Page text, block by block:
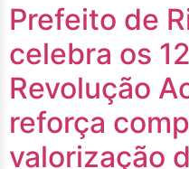
Prefeito de
celebra os
Revolução
reforça
valorização